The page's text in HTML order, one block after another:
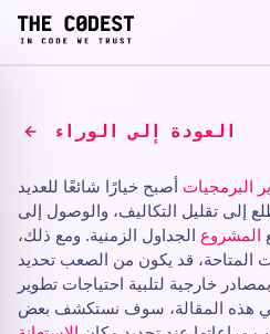
العودة إلى الوراء
البرمجيات أصبح خيارًا شائعًا للعديد
إلى تقليل التكاليف، والوصول إلى
المشروع الجداول الزمنية. ومع ذلك،
المتاحة، قد يكون من الصعب تحديد
خارجية لتلبية احتياجات تطوير
هذه المقالة، سوف نستكشف بعض